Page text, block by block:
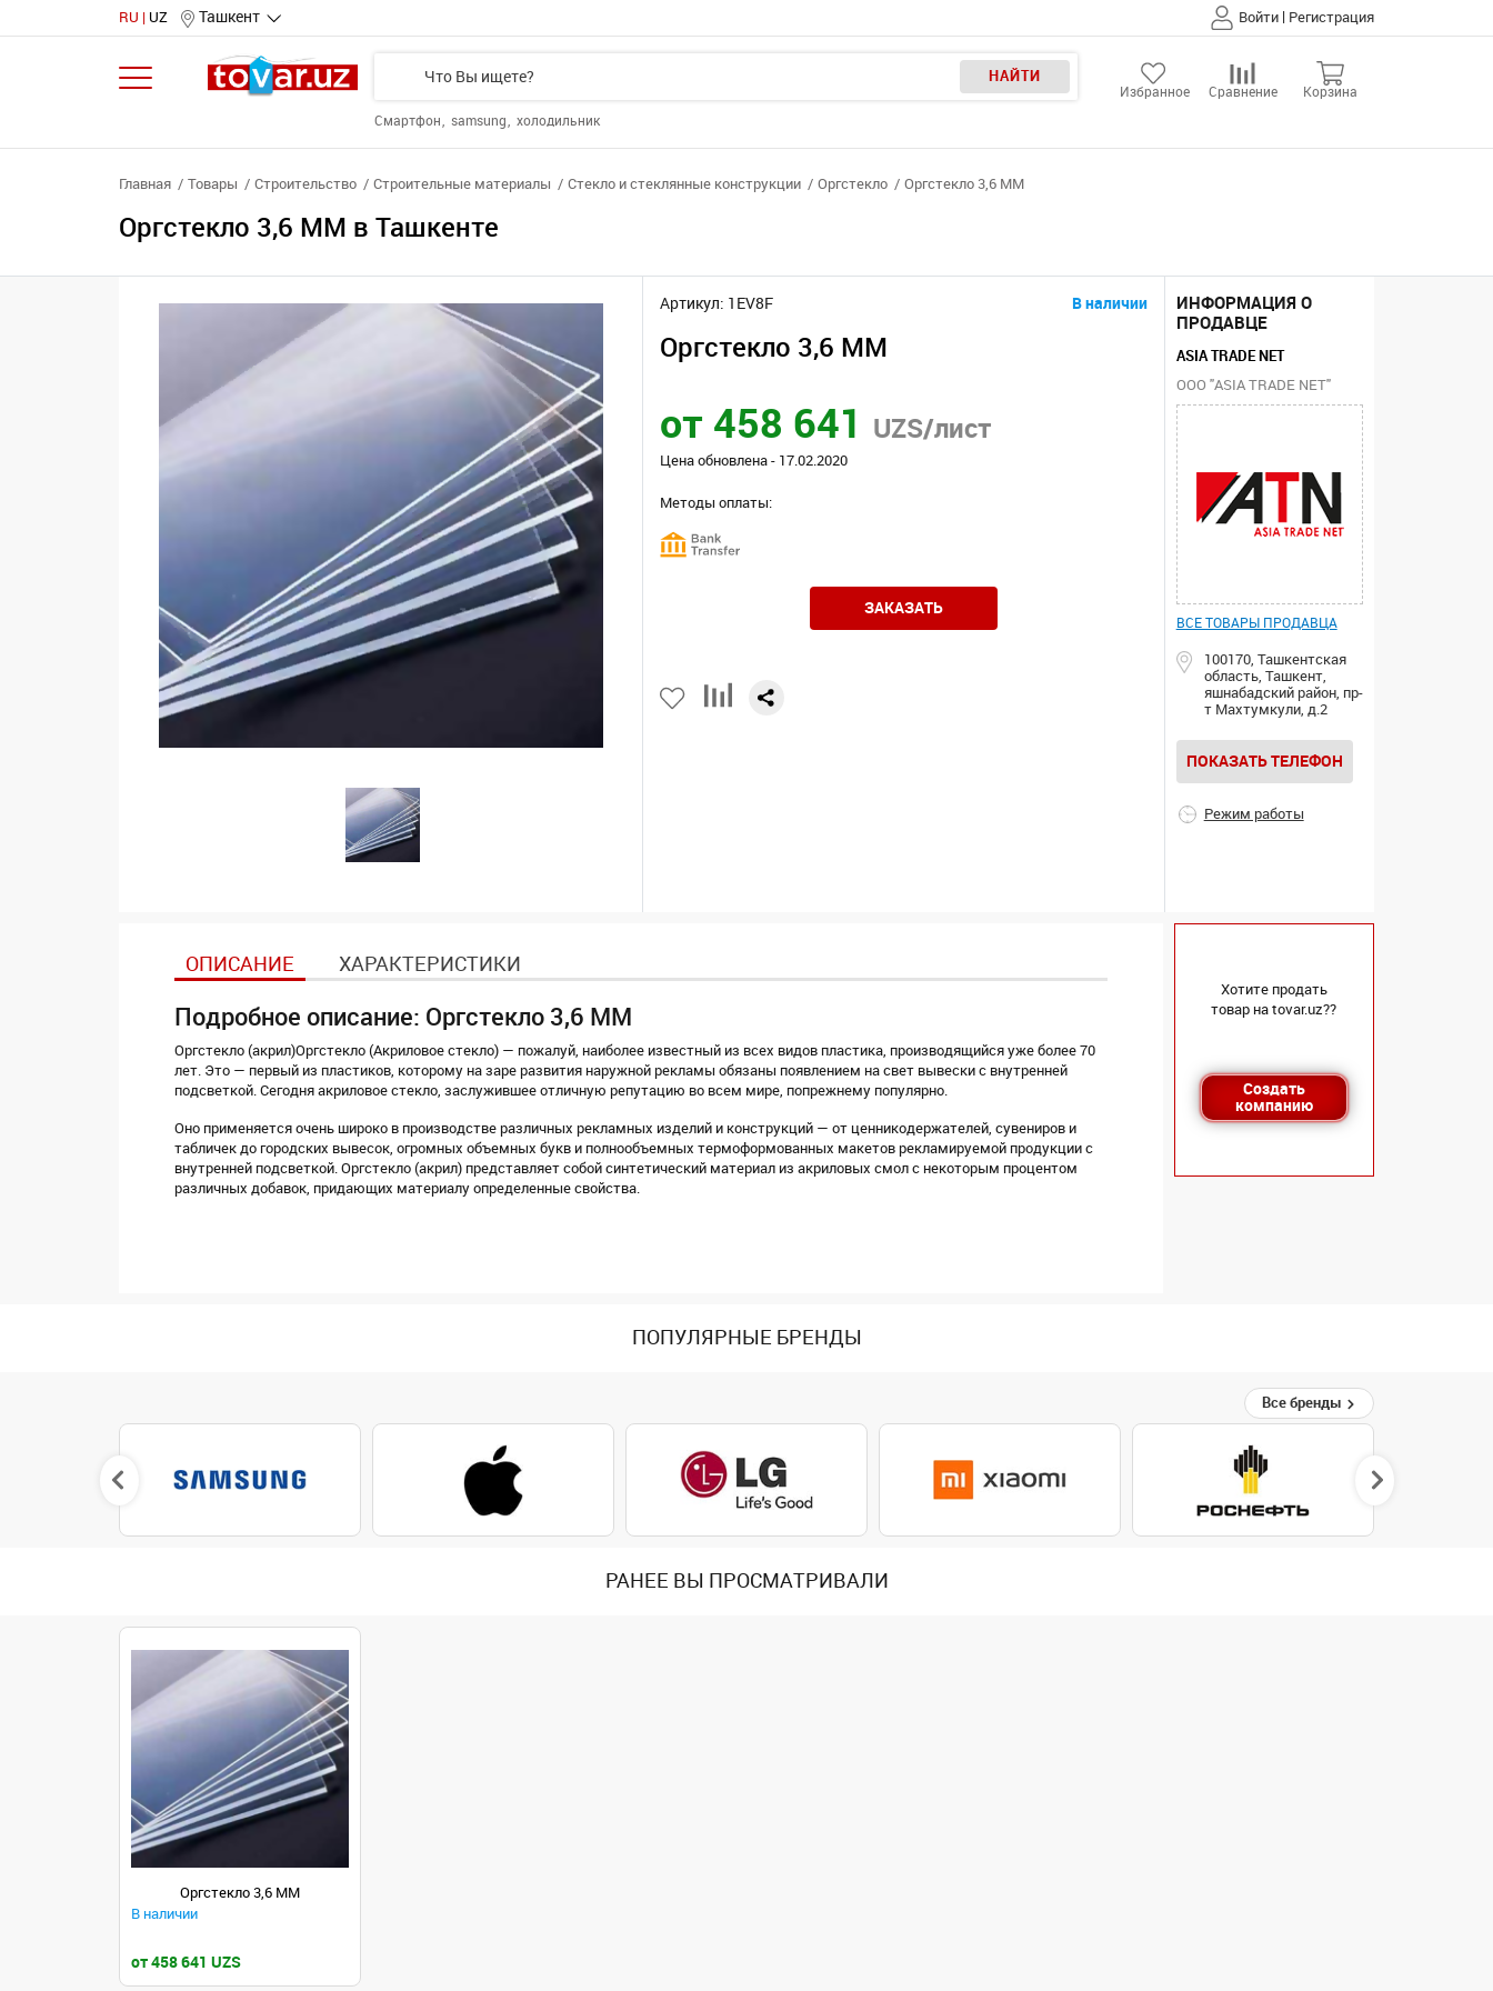
RU UZ Ташкент Войти | Регистрация
НАЙТИ
Смартфон samsung холодильник
Избранное Сравнение Корзина
Главная Товары Строительство Строительные материалы Стекло и стеклянные конструкции Оргстекло Оргстекло 3,6 MM
Оргстекло 3,6 MM в Ташкенте
Артикул: 1EV8F В наличии
Оргстекло 3,6 MM
от 458 641 UZS/лист
Цена обновлена - 17.02.2020
Методы оплаты:
ЗАКАЗАТЬ
ИНФОРМАЦИЯ О
ПРОДАВЦЕ
ASIA TRADE NET
ООО "ASIA TRADE NET"
ВСЕ ТОВАРЫ ПРОДАВЦА
100170, Ташкентская
область, Ташкент,
яшнабадский район, пр-
т Махтумкули, д.2
ПОКАЗАТЬ ТЕЛЕФОН
Режим работы
ОПИСАНИЕ ХАРАКТЕРИСТИКИ
Подробное описание: Оргстекло 3,6 MM
Оргстекло (акрил)Оргстекло (Акриловое стекло) — пожалуй, наиболее известный из всех видов пластика, производящийся уже более 70
лет. Это — первый из пластиков, которому на заре развития наружной рекламы обязаны появлением на свет вывески с внутренней
подсветкой. Сегодня акриловое стекло, заслужившее отличную репутацию во всем мире, попрежнему популярно.
Оно применяется очень широко в производстве различных рекламных изделий и конструкций — от ценникодержателей, сувениров и
табличек до городских вывесок, огромных объемных букв и полнообъемных термоформованных макетов рекламируемой продукции с
внутренней подсветкой. Оргстекло (акрил) представляет собой синтетический материал из акриловых смол с некоторым процентом
различных добавок, придающих материалу определенные свойства.
Хотите продать
товар на tovar.uz??
Создать
компанию
ПОПУЛЯРНЫЕ БРЕНДЫ
Все бренды
РАНЕЕ ВЫ ПРОСМАТРИВАЛИ
Оргстекло 3,6 MM
В наличии
от 458 641 UZS